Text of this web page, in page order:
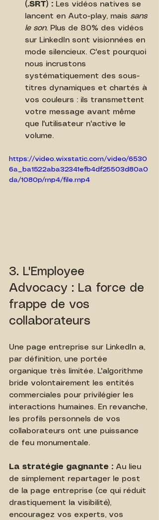
(.SRT) : Les vidéos natives se
lancent en Auto-play, mais sans
le son. Plus de 80% des vidéos
sur LinkedIn sont visionnées en
mode silencieux. C'est pourquoi
nous incrustons
systématiquement des sous-
titres dynamiques et chartés à
vos couleurs : ils transmettent
votre message avant même
que l'utilisateur n'active le
volume.
https://video.wixstatic.com/video/6530
6a_ba1522aba32341efb4df25503d80a0
da/1080p/mp4/file.mp4
3. L'Employee
Advocacy : La force de
frappe de vos
collaborateurs
Une page entreprise sur LinkedIn a,
par définition, une portée
organique très limitée. L'algorithme
bride volontairement les entités
commerciales pour privilégier les
interactions humaines. En revanche,
les profils personnels de vos
collaborateurs ont une puissance
de feu monumentale.
La stratégie gagnante : Au lieu
de simplement repartager le post
de la page entreprise (ce qui réduit
drastiquement la visibilité),
encouragez vos experts, vos